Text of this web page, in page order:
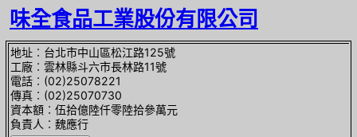
味全食品工業股份有限公司
地址︰台北市中山區松江路125號
工廠︰雲林縣斗六市長林路11號
電話︰(02)25078221
傳真︰(02)25070730
資本額︰伍拾億陸仟零陸拾參萬元
負責人︰魏應行